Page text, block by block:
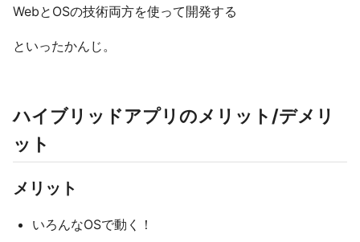
WebとOSの技術両方を使って開発する
といったかんじ。
ハイブリッドアプリのメリット/デメリ
ット
メリット
いろんなOSで動く！